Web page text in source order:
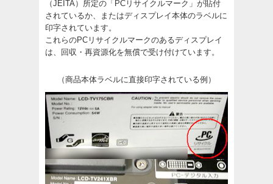
（JEITA）所定の「PCリサイクルマーク」が貼付
されているか、またはディスプレイ本体のラベルに
印字されています。
これらのPCリサイクルマークのあるディスプレイ
は、回収・再資源化を無償で受け付けています。
（商品本体ラベルに直接印字されている例）